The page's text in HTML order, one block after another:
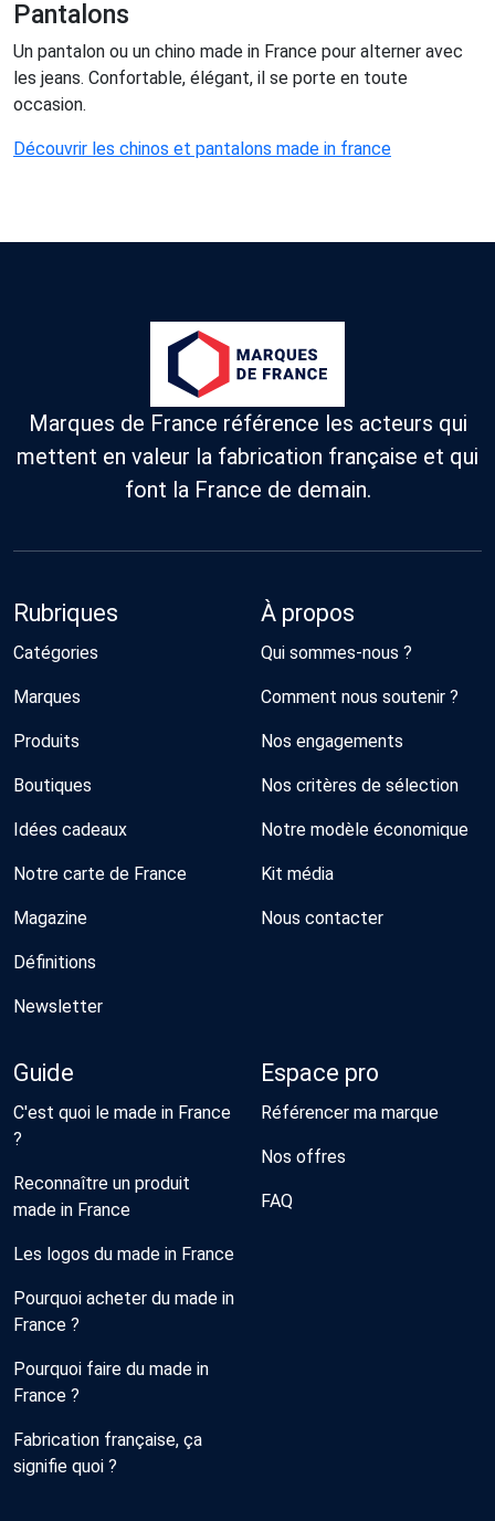
Pantalons
Un pantalon ou un chino made in France pour alterner avec
les jeans. Confortable, élégant, il se porte en toute
occasion.
Découvrir les chinos et pantalons made in france
Marques de France référence les acteurs qui
mettent en valeur la fabrication française et qui
font la France de demain.
Rubriques
Catégories
Marques
Produits
Boutiques
Idées cadeaux
Notre carte de France
Magazine
Définitions
Newsletter
À propos
Qui sommes-nous ?
Comment nous soutenir ?
Nos engagements
Nos critères de sélection
Notre modèle économique
Kit média
Nous contacter
Guide
C'est quoi le made in France
?
Reconnaître un produit
made in France
Les logos du made in France
Pourquoi acheter du made in
France ?
Pourquoi faire du made in
France ?
Fabrication française, ça
signifie quoi ?
Espace pro
Référencer ma marque
Nos offres
FAQ